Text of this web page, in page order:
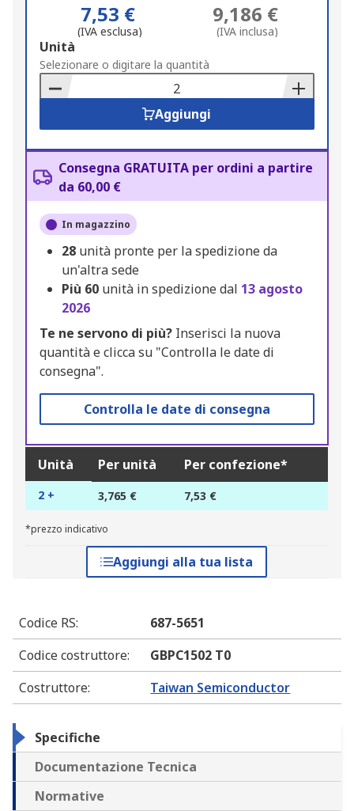
7,53 €
(IVA esclusa)
9,186 €
(IVA inclusa)
Add
to
Basket
Unità
Selezionare o digitare la quantità
Aggiungi
Consegna GRATUITA per ordini a partire
da 60,00 €
In magazzino
28 unità pronte per la spedizione da
un'altra sede
Più 60 unità in spedizione dal 13 agosto
2026
Te ne servono di più? Inserisci la nuova
quantità e clicca su "Controlla le date di
consegna".
Controlla le date di consegna
Unità Per unità Per confezione*
2 + 3,765 € 7,53 €
*prezzo indicativo
Aggiungi alla tua lista
Codice RS:
687-5651
Codice costruttore:
GBPC1502 T0
Costruttore: Taiwan Semiconductor
Specifiche
Documentazione Tecnica
Normative